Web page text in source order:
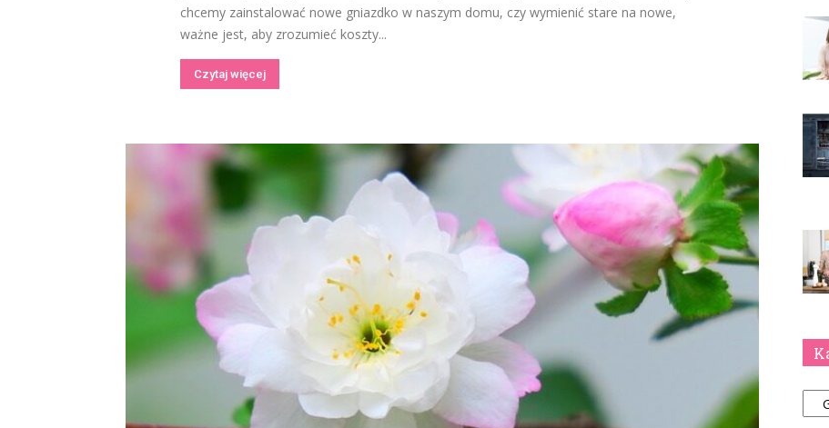
chcemy zainstalować nowe gniazdko w naszym domu, czy wymienić stare na nowe,
ważne jest, aby zrozumieć koszty...
Czytaj więcej